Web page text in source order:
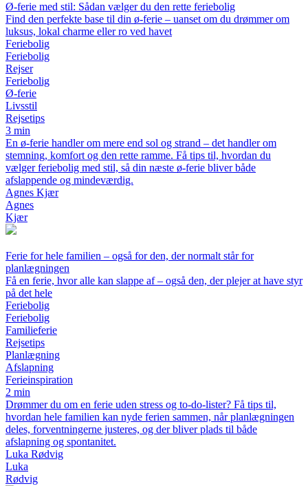
Ø-ferie med stil: Sådan vælger du den rette feriebolig
Find den perfekte base til din ø-ferie – uanset om du drømmer om
luksus, lokal charme eller ro ved havet
Feriebolig
Feriebolig
Rejser
Feriebolig
Ø-ferie
Livsstil
Rejsetips
3 min
En ø-ferie handler om mere end sol og strand – det handler om
stemning, komfort og den rette ramme. Få tips til, hvordan du
vælger feriebolig med stil, så din næste ø-ferie bliver både
afslappende og mindeværdig.
Agnes Kjær
Agnes
Kjær
Ferie for hele familien – også for den, der normalt står for
planlægningen
Få en ferie, hvor alle kan slappe af – også den, der plejer at have styr
på det hele
Feriebolig
Feriebolig
Familieferie
Rejsetips
Planlægning
Afslapning
Ferieinspiration
2 min
Drømmer du om en ferie uden stress og to-do-lister? Få tips til,
hvordan hele familien kan nyde ferien sammen, når planlægningen
deles, forventningerne justeres, og der bliver plads til både
afslapning og spontanitet.
Luka Rødvig
Luka
Rødvig